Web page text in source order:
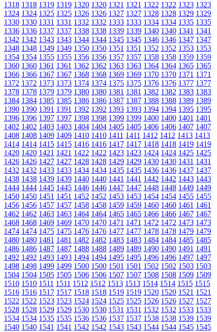
1318 1318 1319 1319 1320 1320 1321 1321 1322 1322 1323 1323
1324 1324 1325 1325 1326 1326 1327 1327 1328 1328 1329 1329
1330 1330 1331 1331 1332 1332 1333 1333 1334 1334 1335 1335
1336 1336 1337 1337 1338 1338 1339 1339 1340 1340 1341 1341
1342 1342 1343 1343 1344 1344 1345 1345 1346 1346 1347 1347
1348 1348 1349 1349 1350 1350 1351 1351 1352 1352 1353 1353
1354 1354 1355 1355 1356 1356 1357 1357 1358 1358 1359 1359
1360 1360 1361 1361 1362 1362 1363 1363 1364 1364 1365 1365
1366 1366 1367 1367 1368 1368 1369 1369 1370 1370 1371 1371
1372 1372 1373 1373 1374 1374 1375 1375 1376 1376 1377 1377
1378 1378 1379 1379 1380 1380 1381 1381 1382 1382 1383 1383
1384 1384 1385 1385 1386 1386 1387 1387 1388 1388 1389 1389
1390 1390 1391 1391 1392 1392 1393 1393 1394 1394 1395 1395
1396 1396 1397 1397 1398 1398 1399 1399 1400 1400 1401 1401
1402 1402 1403 1403 1404 1404 1405 1405 1406 1406 1407 1407
1408 1408 1409 1409 1410 1410 1411 1411 1412 1412 1413 1413
1414 1414 1415 1415 1416 1416 1417 1417 1418 1418 1419 1419
1420 1420 1421 1421 1422 1422 1423 1423 1424 1424 1425 1425
1426 1426 1427 1427 1428 1428 1429 1429 1430 1430 1431 1431
1432 1432 1433 1433 1434 1434 1435 1435 1436 1436 1437 1437
1438 1438 1439 1439 1440 1440 1441 1441 1442 1442 1443 1443
1444 1444 1445 1445 1446 1446 1447 1447 1448 1448 1449 1449
1450 1450 1451 1451 1452 1452 1453 1453 1454 1454 1455 1455
1456 1456 1457 1457 1458 1458 1459 1459 1460 1460 1461 1461
1462 1462 1463 1463 1464 1464 1465 1465 1466 1466 1467 1467
1468 1468 1469 1469 1470 1470 1471 1471 1472 1472 1473 1473
1474 1474 1475 1475 1476 1476 1477 1477 1478 1478 1479 1479
1480 1480 1481 1481 1482 1482 1483 1483 1484 1484 1485 1485
1486 1486 1487 1487 1488 1488 1489 1489 1490 1490 1491 1491
1492 1492 1493 1493 1494 1494 1495 1495 1496 1496 1497 1497
1498 1498 1499 1499 1500 1500 1501 1501 1502 1502 1503 1503
1504 1504 1505 1505 1506 1506 1507 1507 1508 1508 1509 1509
1510 1510 1511 1511 1512 1512 1513 1513 1514 1514 1515 1515
1516 1516 1517 1517 1518 1518 1519 1519 1520 1520 1521 1521
1522 1522 1523 1523 1524 1524 1525 1525 1526 1526 1527 1527
1528 1528 1529 1529 1530 1530 1531 1531 1532 1532 1533 1533
1534 1534 1535 1535 1536 1536 1537 1537 1538 1538 1539 1539
1540 1540 1541 1541 1542 1542 1543 1543 1544 1544 1545 1545